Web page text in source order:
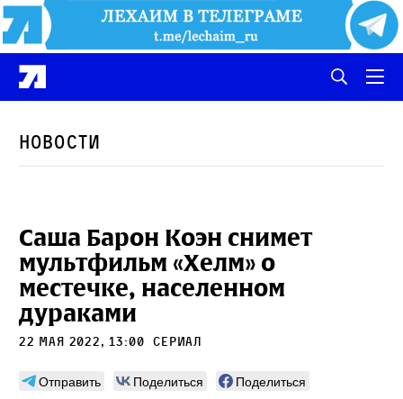
Новости
Саша Барон Коэн снимет
мультфильм «Хелм» о
местечке, населенном
дураками
22 мая 2022, 13:00 сериал
Отправить Поделиться
Поделиться